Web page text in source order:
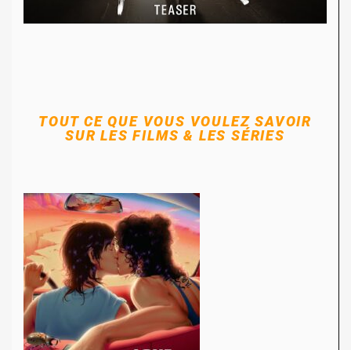
TOUT CE QUE VOUS VOULEZ SAVOIR
SUR LES FILMS & LES SÉRIES